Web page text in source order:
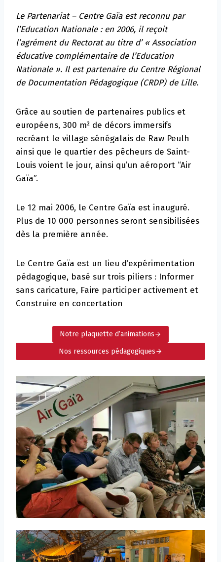
Le Partenariat – Centre Gaïa est reconnu par
l’Education Nationale : en 2006, il reçoit
l’agrément du Rectorat au titre d’ « Association
éducative complémentaire de l’Education
Nationale ». Il est partenaire du Centre Régional
de Documentation Pédagogique (CRDP) de Lille.
Grâce au soutien de partenaires publics et
européens, 300 m² de décors immersifs
recréant le village sénégalais de Raw Peulh
ainsi que le quartier des pêcheurs de Saint-
Louis voient le jour, ainsi qu’un aéroport “Air
Gaïa”.
Le 12 mai 2006, le Centre Gaïa est inauguré.
Plus de 10 000 personnes seront sensibilisées
dès la première année.
Le Centre Gaïa est un lieu d’expérimentation
pédagogique, basé sur trois piliers : Informer
sans caricature, Faire participer activement et
Construire en concertation
Notre plaquette d’animations
Nos ressources pédagogiques